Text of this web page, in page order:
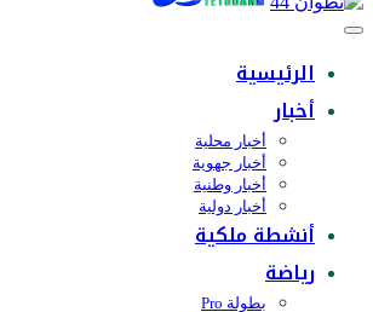
الرئيسية
أخبار
أخبار محلية
أخبار جهوية
أخبار وطنية
أخبار دولية
أنشطة ملكية
رياضة
بطولة Pro